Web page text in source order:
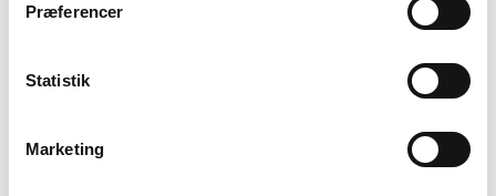
Præferencer
Statistik
Marketing